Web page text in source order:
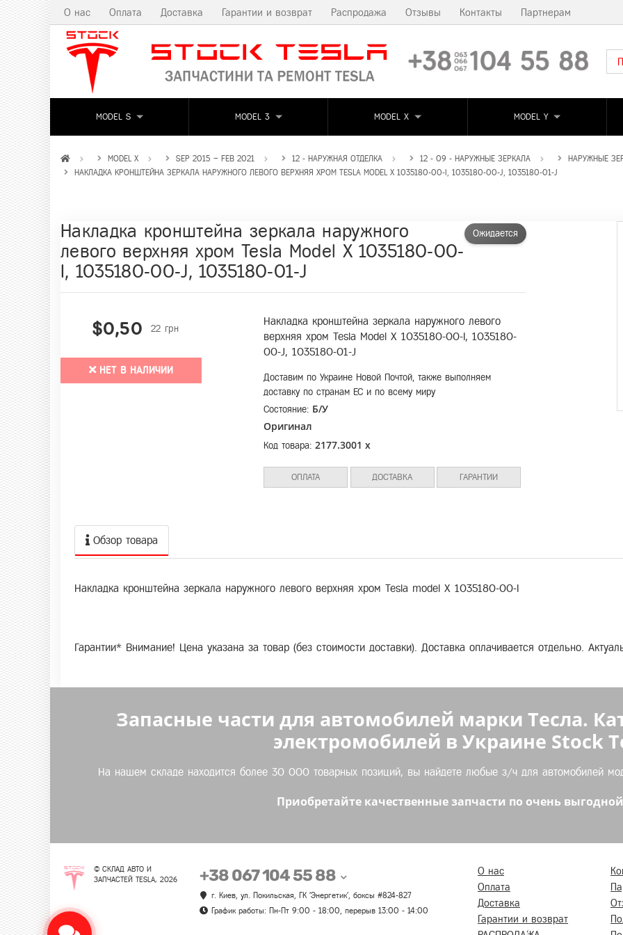
О нас Оплата Доставка Гарантии и возврат Распродажа Отзывы Контакты Партнерам
MODEL S MODEL 3 MODEL X MODEL Y
MODEL X SEP 2015 – FEB 2021 12 - НАРУЖНАЯ ОТДЕЛКА 12 - 09 - НАРУЖНЫЕ ЗЕРКАЛА
НАРУЖНЫЕ
НАКЛАДКА КРОНШТЕЙНА ЗЕРКАЛА НАРУЖНОГО ЛЕВОГО ВЕРХНЯЯ ХРОМ TESLA MODEL X 1035180-00-I, 1035180-00-J, 1035180-01-J
Ожидается
Накладка кронштейна зеркала наружного
левого верхняя хром Tesla Model X 1035180-00-
I, 1035180-00-J, 1035180-01-J
$0,50 22 грн
НЕТ В НАЛИЧИИ
Накладка кронштейна зеркала наружного левого
верхняя хром Tesla Model X 1035180-00-I, 1035180-
00-J, 1035180-01-J
Доставим по Украине Новой Почтой, также выполняем
доставку по странам ЕС и по всему миру
Состояние: Б/У
Оригинал
Код товара: 2177.3001 x
ОПЛАТА ДОСТАВКА ГАРАНТИИ
Обзор товара
Накладка кронштейна зеркала наружного левого верхняя хром Tesla model X 1035180-00-I
Гарантии* Внимание! Цена указана за товар (без стоимости доставки). Доставка оплачивается отдельно.
Запасные части для автомобилей марки Тесла.
электромобилей в Украине Stock
На нашем складе находится более 30 000 товарных позиций, вы найдете любые з/ч для автомобилей
Приобретайте качественные запчасти по очень
© СКЛАД АВТО И
ЗАПЧАСТЕЙ TESLA, 2026
+38 067 104 55 88
г. Киев, ул. Покильская, ГК 'Энергетик', боксы #824-827
График работы: Пн-Пт 9:00 - 18:00, перерыв 13:00 - 14:00
О нас
Оплата
Доставка
Гарантии и возврат